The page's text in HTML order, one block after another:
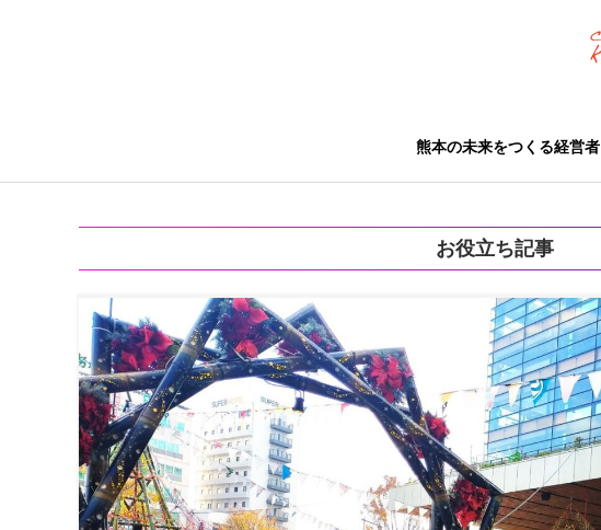
熊本の未来をつくる経営者
お役立ち記事